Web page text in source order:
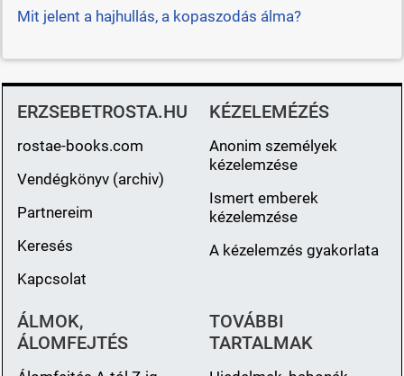
Mit jelent a hajhullás, a kopaszodás álma?
ERZSEBETROSTA.HU
rostae-books.com
Vendégkönyv (archiv)
Partnereim
Keresés
Kapcsolat
KÉZELEMÉZÉS
Anonim személyek
kézelemzése
Ismert emberek
kézelemzése
A kézelemzés gyakorlata
ÁLMOK,
ÁLOMFEJTÉS
TOVÁBBI
TARTALMAK